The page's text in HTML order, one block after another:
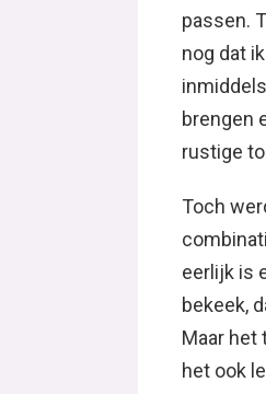
passen.
nog dat
brengen
rustige
Toch
eerlijk is
bekeek,
Maar het
het ook